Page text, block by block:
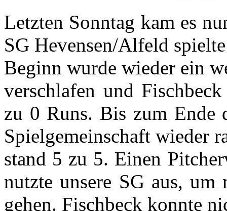
Letzten Sonntag kam es
SG Hevensen/Alfeld
Beginn wurde wieder ein
verschlafen und
zu 0 Runs. Bis zum Ende
Spielgemeinschaft wieder
stand 5 zu 5. Einen
nutzte unsere SG aus,
gehen. Fischbeck konnte